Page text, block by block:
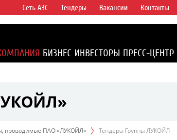
Сеть АЗС Тендеры Вакансии Контакты
БИЗНЕС ИНВЕСТОРЫ ПРЕСС-ЦЕНТР
проводимые ПАО «ЛУКОЙЛ» Тендеры Группы ЛУКОЙЛ